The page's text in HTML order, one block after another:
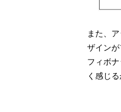
また、
ザイン
フィボ
く感じ